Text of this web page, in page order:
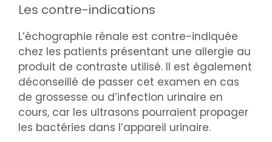
Les contre-indications
L’échographie rénale est contre-indiquée
chez les patients présentant une allergie au
produit de contraste utilisé. Il est également
déconseillé de passer cet examen en cas
de grossesse ou d’infection urinaire en
cours, car les ultrasons pourraient propager
les bactéries dans l’appareil urinaire.